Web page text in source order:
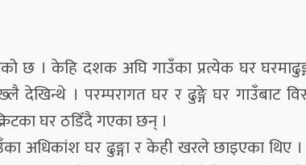
छ । केहि दशक अघि गाउँका प्रत्येक घर
देखिन्थे । परम्परागत घर र ढुङ्गे घर गाउँबाट
घर ठडिँदै गएका छन् ।
अधिकांश घर ढुङ्गा र केही खरले छाइएका थिए